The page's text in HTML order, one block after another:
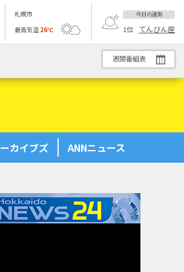
札幌市
最高気温 26℃
今日の運勢
1位 てんびん座
週間番組表
カイブズ ANNニュース